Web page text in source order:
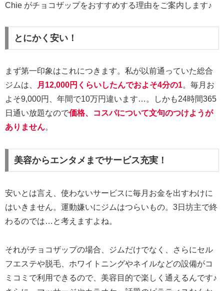
Chie がチョコザップをおすすめする理由をご案内します♪
とにかく安い！
まず第一印象はこれにつきます。私が以前通っていた総合
ジムは、
月12,000円くらいしたんでおよそ4分の1。毎月お
よそ9,000円、年間で10万円違います…。しかも24時間365
日通い放題なので価格、コスパについて文句のつけようが
ありません。
美容からエンタメまでサービス充実！
安いとは言え、使わないサービスに毎月お金を出すわけに
はいきません。運動嫌いにジムはつらいもの。3日坊主で終
わるのでは…と考えますよね。
それがチョコザップの場合、ジムだけでなく、さらにセル
フエステや脱毛、ホワイトニングやネイルなどの設備がコ
ミコミで利用できるので、美容目的で楽しく通えるんです♪